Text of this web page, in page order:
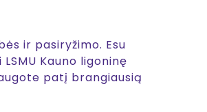
ir pasiryžimo. Esu
Kauno ligoninę
patį brangiausią